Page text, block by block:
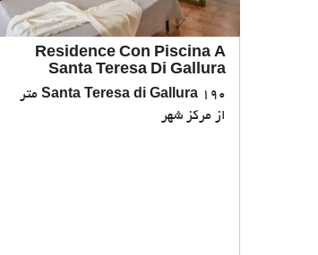
Residence Con Piscina A
Santa Teresa Di Gallura
Santa Teresa di Gallura 190 متر
از مرکز شهر